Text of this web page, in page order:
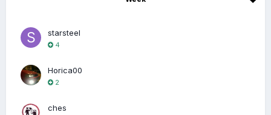
starsteel
4
Horica00
2
ches